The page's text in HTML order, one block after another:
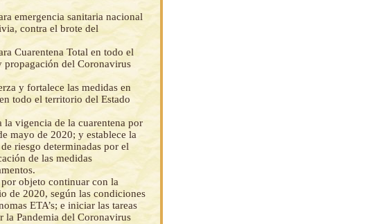
emergencia sanitaria nacional
contra el brote del
Cuarentena Total en todo el
del Coronavirus
y fortalece las medidas en
todo el territorio del Estado
vigencia de la cuarentena por
mayo de 2020; y establece la
riesgo determinadas por el
de las medidas
objeto continuar con la
de 2020, según las condiciones
ETA’s; e iniciar las tareas
la Pandemia del Coronavirus